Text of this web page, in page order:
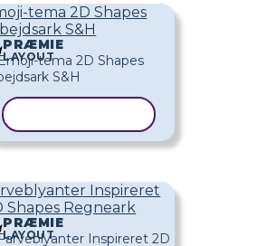
tema 2D Shapes
S&H
PRÆMIE
LAYOUT
Inspireret
Shapes Regneark
PRÆMIE
LAYOUT